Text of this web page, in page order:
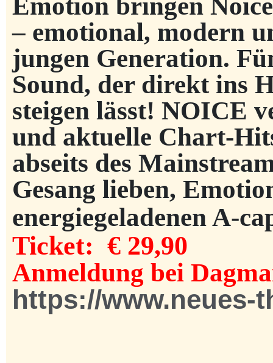
Emotion bringen
– emotional, modern
jungen Generation.
Sound, der direkt ins
steigen lässt! NOICE
und aktuelle Chart-
abseits des
Gesang lieben,
energiegeladenen A-
Ticket: € 29,90
Anmeldung bei
https://www.neues-